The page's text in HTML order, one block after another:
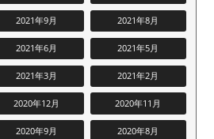
2021年9月 2021年8月
2021年6月 2021年5月
2021年3月 2021年2月
2020年12月 2020年11月
2020年9月 2020年8月